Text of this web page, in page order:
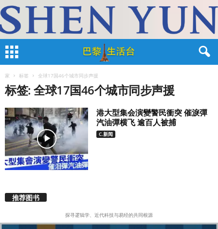
家 标签 全球17国46个城市同步声援
标签: 全球17国46个城市同步声援
港大型集会演變警民衝突 催淚彈
汽油彈横飞 逾百人被捕
C.新闻
推荐图书
探寻逻辑学、近代科技与易经的共同根源